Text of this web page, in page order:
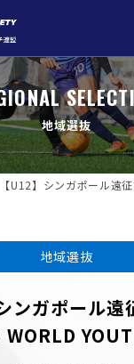
地域選抜
【U12】シンガポール遠
地域選抜
ンガポール遠
WORLD